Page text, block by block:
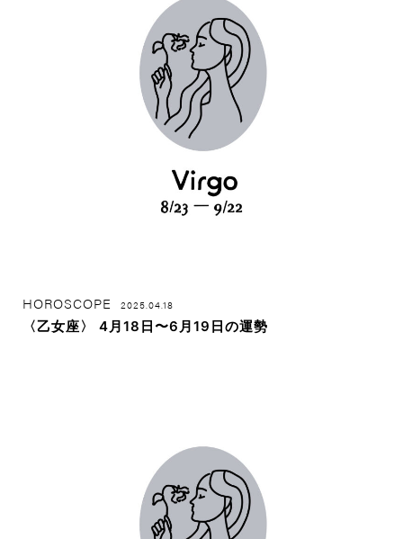
HOROSCOPE 2025.04.18
〈乙女座〉 4月18日〜6月19日の運勢